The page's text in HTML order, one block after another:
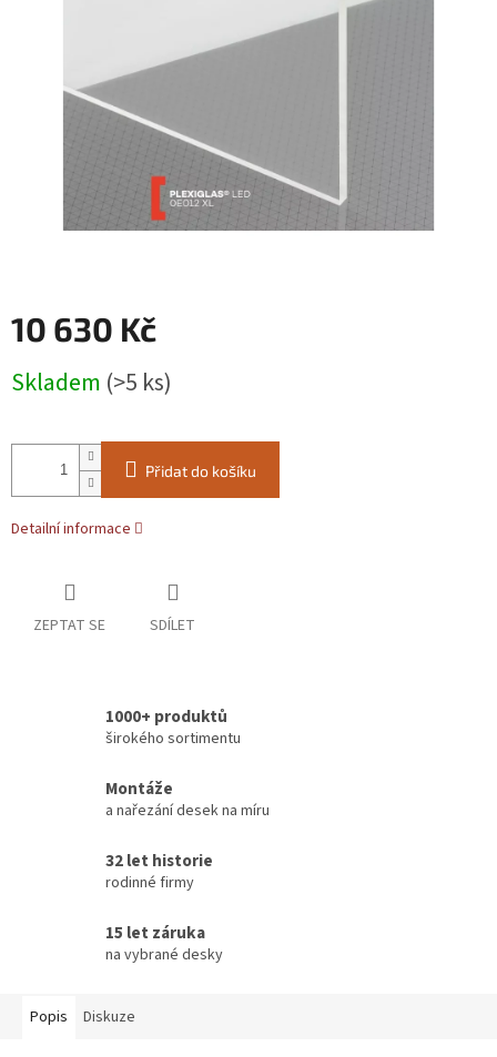
10 630 Kč
cena:
Skladem (>5 ks)
Přidat do košíku
Detailní informace
ZEPTAT SE SDÍLET
1000+ produktů
širokého sortimentu
Montáže
a nařezání desek na míru
32 let historie
rodinné firmy
15 let záruka
na vybrané desky
Popis Diskuze